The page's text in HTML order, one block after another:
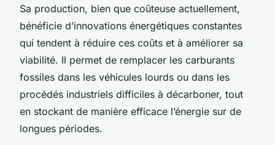
Sa production, bien que coûteuse actuellement,
bénéficie d’innovations énergétiques constantes
qui tendent à réduire ces coûts et à améliorer sa
viabilité. Il permet de remplacer les carburants
fossiles dans les véhicules lourds ou dans les
procédés industriels difficiles à décarboner, tout
en stockant de manière efficace l’énergie sur de
longues périodes.